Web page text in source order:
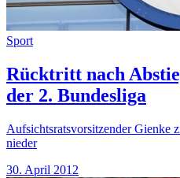
Sport
Rücktritt nach
der 2. Bundesliga
Aufsichtsratsvorsitzender Gienke
nieder
30. April 2012